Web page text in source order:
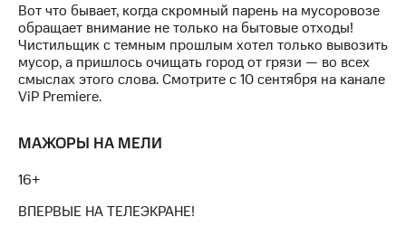
SIM-
карта
для
иностранцев
Оформить
номер
номер
Выберите
и подключите
ТВ
с выгодным
тарифом
Тарифы
для дома
Вот что бывает, когда скромный парень на мусоровозе
обращает внимание не только на бытовые отходы!
Чистильщик с темным прошлым хотел только вывозить
мусор, а пришлось очищать город от грязи — во всех
смыслах этого слова. Смотрите с 10 сентября на канале
ViP Premiere.
МАЖОРЫ НА МЕЛИ
16+
ВПЕРВЫЕ НА ТЕЛЕЭКРАНЕ!